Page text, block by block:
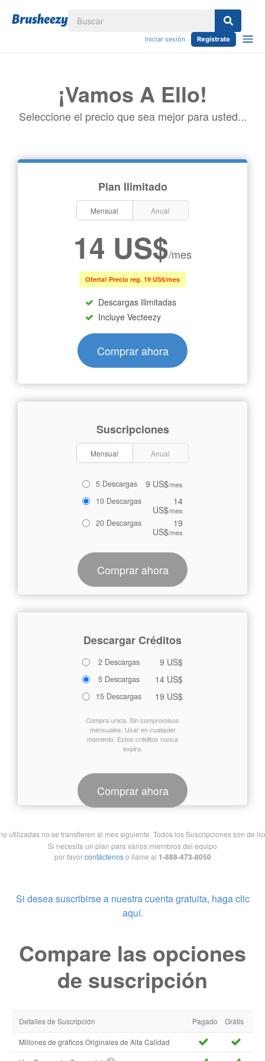
Iniciar sesión Regístrate
¡Vamos A Ello!
Seleccione el precio que sea mejor para usted...
Plan Ilimitado
Mensual Anual
14 US$/mes
Oferta! Precio reg. 19 US$/mes
Descargas Ilimitadas
Incluye Vecteezy
Comprar ahora
Suscripciones
Mensual Anual
5 Descargas 9 US$/mes
10 Descargas 14
US$/mes
20 Descargas 19
US$/mes
Comprar ahora
Descargar Créditos
2 Descargas 9 US$
5 Descargas 14 US$
15 Descargas 19 US$
Compra unica. Sin compromisos
mensuales. Usar en cualquier
momento. Estos créditos nunca
expira.
Comprar ahora
utilizadas no se transfieren al mes siguiente. Todos los Suscripciones son de
Si necesita un plan para varios miembros del equipo
por favorcontáctenoso llame al 1-888-473-8050
Si desea suscribirse a nuestra cuenta gratuita, haga clic
aquí.
Compare las opciones
de suscripción
Detalles de Suscripción Pagado Grátis
Millones de gráficos Originales de Alta Calidad